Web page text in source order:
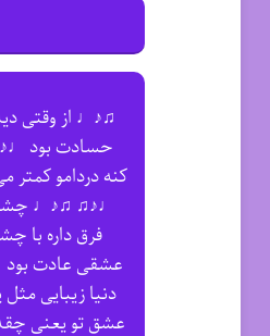
♫♪♩ از وقتی
حسادت بود
کنه دردامو
♩♪♫ ♫♪♩ چشم
فرق داره با
عشقی عادت
دنیا زیبایی
عشق تو یعنی